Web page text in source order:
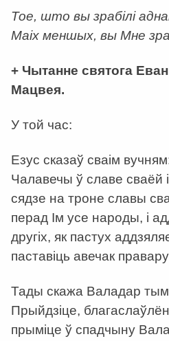
Тое, што вы зрабілі
Маіх меншых, вы Мне
+ Чытанне святога
Мацвея.
У той час:
Езус сказаў сваім
Чалавечы ў славе сваёй
сядзе на троне славы
перад Ім усе народы, і
другіх, як пастух
паставіць авечак
Тады скажа Валадар
Прыйдзіце,
прыміце ў спадчыну